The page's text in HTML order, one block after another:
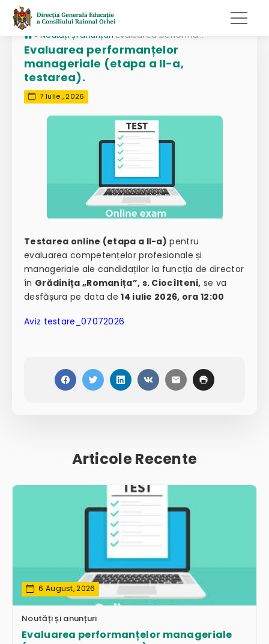
» Noutăți și anunțuri Evaluarea performanțelor manageriale (etapa a II-a, testarea).
Evaluarea performanțelor
manageriale (etapa a II-a,
testarea).
7 Iulie , 2026
Testarea online (etapa a II-a) pentru
evaluarea competențelor profesionale și
manageriale ale candidaților la funcția de director
în Grădinița „Romanița”, s. Ciocîlteni, se va
desfășura pe data de14 iulie 2026, ora 12:00
Aviz testare_07072026
Articole Recente
6 August, 2026
Noutăți și anunțuri
Evaluarea performanțelor manageriale